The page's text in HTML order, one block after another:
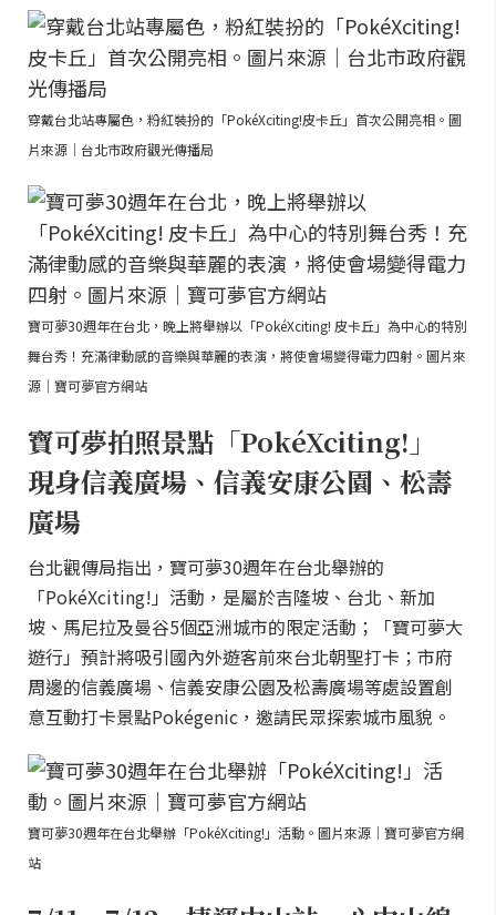
穿戴台北站專屬色，粉紅裝扮的「PokéXciting!皮卡丘」首次公開亮相。圖
片來源｜台北市政府觀光傳播局
寶可夢30週年在台北，晚上將舉辦以「PokéXciting! 皮卡丘」為中心的特別
舞台秀！充滿律動感的音樂與華麗的表演，將使會場變得電力四射。圖片來
源｜寶可夢官方網站
寶可夢拍照景點「PokéXciting!」
現身信義廣場、信義安康公園、松壽
廣場
台北觀傳局指出，寶可夢30週年在台北舉辦的
「PokéXciting!」活動，是屬於吉隆坡、台北、新加
坡、馬尼拉及曼谷5個亞洲城市的限定活動；「寶可夢大
遊行」預計將吸引國內外遊客前來台北朝聖打卡；市府
周邊的信義廣場、信義安康公園及松壽廣場等處設置創
意互動打卡景點Pokégenic，邀請民眾探索城市風貌。
寶可夢30週年在台北舉辦「PokéXciting!」活動。圖片來源｜寶可夢官方網
站